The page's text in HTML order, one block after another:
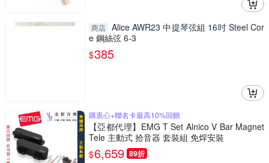
商店 Alice AWR23 中提琴弦組 16吋 Steel Cor
e 鋼絲弦 6-3
$385
購衷心+聯名卡最高10%回饋
【亞都代理】EMG T Set Alnico V Bar Magnet
Tele 主動式 拾音器 套裝組 免焊安裝
$6,659 89折